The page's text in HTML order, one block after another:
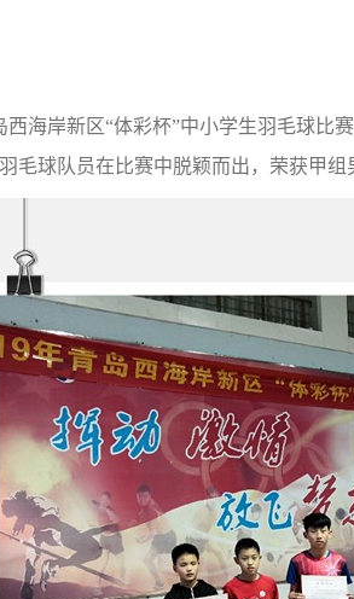
海岸新区“体彩杯”中小学生羽毛球比
毛球队员在比赛中脱颖而出，荣获甲组